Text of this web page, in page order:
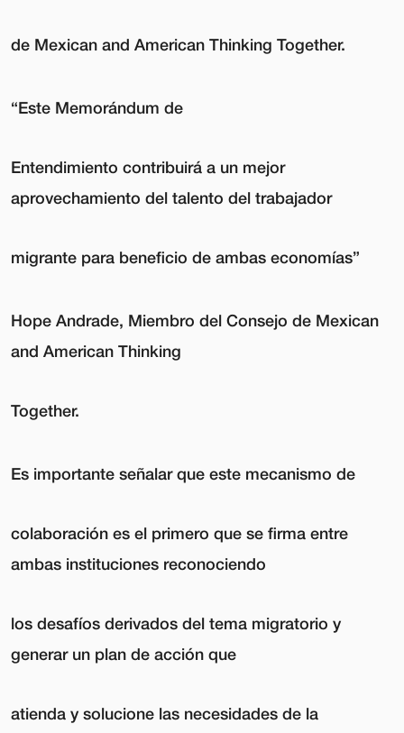
de Mexican and American Thinking Together.
“Este Memorándum de
Entendimiento contribuirá a un mejor
aprovechamiento del talento del trabajador
migrante para beneficio de ambas economías”
Hope Andrade, Miembro del Consejo de Mexican
and American Thinking
Together.
Es importante señalar que este mecanismo de
colaboración es el primero que se firma entre
ambas instituciones reconociendo
los desafíos derivados del tema migratorio y
generar un plan de acción que
atienda y solucione las necesidades de la